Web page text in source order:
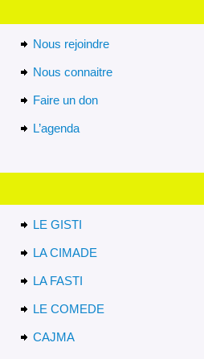
Nous rejoindre
Nous connaitre
Faire un don
L’agenda
LE GISTI
LA CIMADE
LA FASTI
LE COMEDE
CAJMA